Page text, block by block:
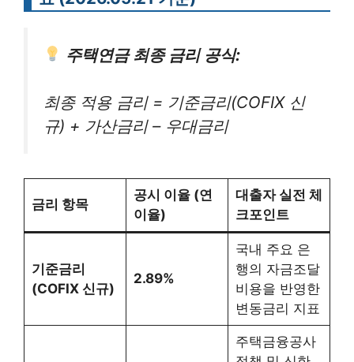
주택연금 최종 금리 공식:
최종 적용 금리 = 기준금리(COFIX 신
규) + 가산금리 – 우대금리
금리 항목
공시 이율 (연
이율)
대출자 실전 체
크포인트
기준금리
(COFIX 신규)
2.89%
국내 주요 은
행의 자금조달
비용을 반영한
변동금리 지표
주택금융공사